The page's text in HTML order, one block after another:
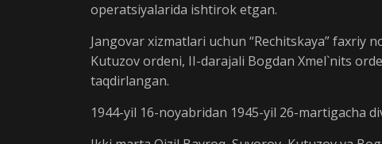
operatsiyalarida ishtirok etgan.
Jangovar xizmatlari uchun “Rechitskaya”
Kutuzov ordeni, II-darajali Bogdan Xmel`nits
taqdirlangan.
1944-yil 16-noyabridan 1945-yil 26-martigacha